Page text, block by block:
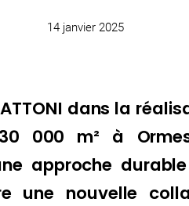
14 janvier 2025
dans la
000 m² à
approche
une nouvelle